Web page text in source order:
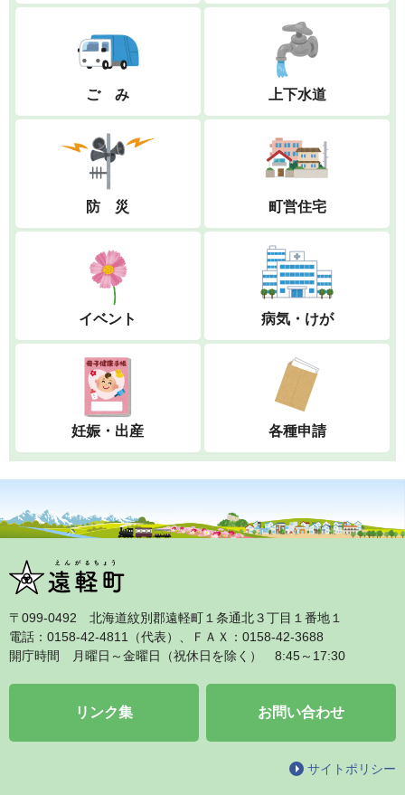
ご み 上下水道
防 災 町営住宅
イベント 病気・けが
妊娠・出産 各種申請
〒099‐0492 北海道紋別郡遠軽町１条通北３丁目１番地１
電話：0158‐42‐4811（代表）、ＦＡＸ：0158‐42‐3688
開庁時間 月曜日～金曜日（祝休日を除く） 8:45～17:30
リンク集 お問い合わせ
サイトポリシー